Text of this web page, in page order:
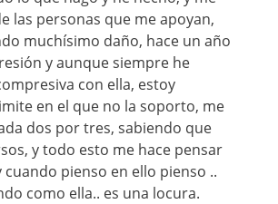
las personas que me apoyan,
muchísimo daño, hace un año
y aunque siempre he
con ella, estoy
en el que no la soporto, me
dos por tres, sabiendo que
y todo esto me hace pensar
cuando pienso en ello pienso ..
como ella.. es una locura.